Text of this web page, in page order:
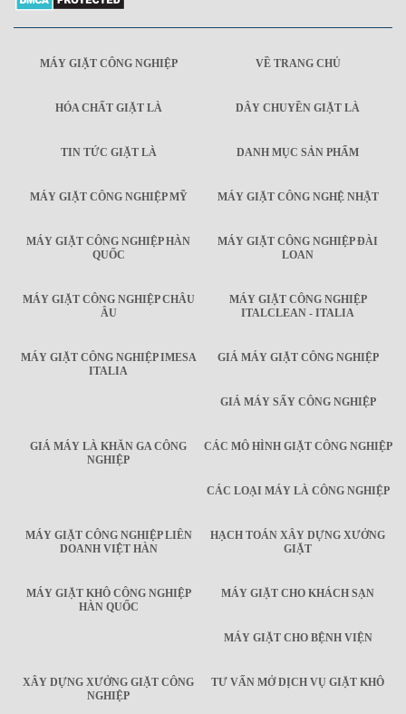
MÁY GIẶT CÔNG NGHIỆP VỀ TRANG CHỦ
HÓA CHẤT GIẶT LÀ DÂY CHUYỀN GIẶT LÀ
TIN TỨC GIẶT LÀ DANH MỤC SẢN PHẨM
MÁY GIẶT CÔNG NGHIỆP MỸ MÁY GIẶT CÔNG NGHỆ NHẬT
MÁY GIẶT CÔNG NGHIỆP HÀN
QUỐC
MÁY GIẶT CÔNG NGHIỆP ĐÀI
LOAN
MÁY GIẶT CÔNG NGHIỆP CHÂU
ÂU
MÁY GIẶT CÔNG NGHIỆP
ITALCLEAN - ITALIA
MÁY GIẶT CÔNG NGHIỆP IMESA
ITALIA
GIÁ MÁY GIẶT CÔNG NGHIỆP
GIÁ MÁY SẤY CÔNG NGHIỆP
GIÁ MÁY LÀ KHĂN GA CÔNG
NGHIỆP
CÁC MÔ HÌNH GIẶT CÔNG NGHIỆP
CÁC LOẠI MÁY LÀ CÔNG NGHIỆP
MÁY GIẶT CÔNG NGHIỆP LIÊN
DOANH VIỆT HÀN
HẠCH TOÁN XÂY DỰNG XƯỞNG
GIẶT
MÁY GIẶT KHÔ CÔNG NGHIỆP
HÀN QUỐC
MÁY GIẶT CHO KHÁCH SẠN
MÁY GIẶT CHO BỆNH VIỆN
XÂY DỰNG XƯỞNG GIẶT CÔNG
NGHIỆP
TƯ VẤN MỞ DỊCH VỤ GIẶT KHÔ